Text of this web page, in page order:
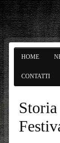
HOME
CONTATTI